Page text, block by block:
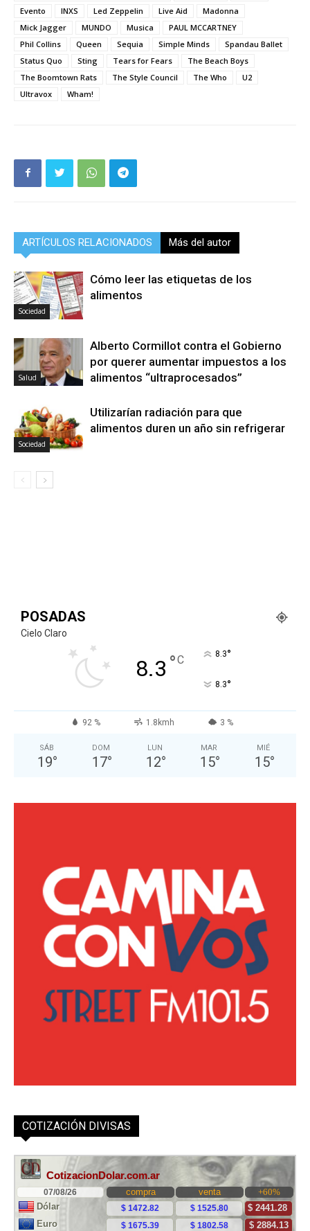
Evento INXS Led Zeppelin Live Aid
Madonna
Mick Jagger
MUNDO Musica
PAUL MCCARTNEY
Phil Collins
Queen Sequia Simple Minds
Spandau Ballet
Status Quo
Sting Tears for Fears
The Beach Boys
The Boomtown Rats
The Style Council The Who
U2
Ultravox
Wham!
ARTÍCULOS RELACIONADOS Más del autor
Sociedad
Cómo leer las etiquetas de los
alimentos
Salud
Alberto Cormillot contra el Gobierno
por querer aumentar impuestos a los
alimentos “ultraprocesados”
Sociedad
Utilizarían radiación para que
alimentos duren un año sin refrigerar
POSADAS
Cielo Claro
8.3 °C 8.3°
8.3°
92 % 1.8kmh 3 %
SÁB
19°
DOM
17°
LUN
12°
MAR
15°
MIÉ
15°
COTIZACIÓN DIVISAS